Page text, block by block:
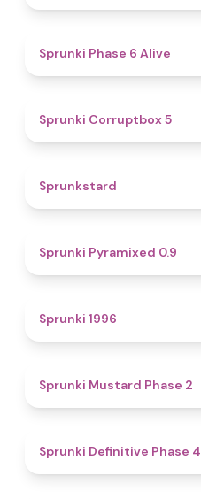
Sprunki Phase 6 Alive
Sprunki Corruptbox 5
Sprunkstard
Sprunki Pyramixed 0.9
Sprunki 1996
Sprunki Mustard Phase 2
Sprunki Definitive Phase 4